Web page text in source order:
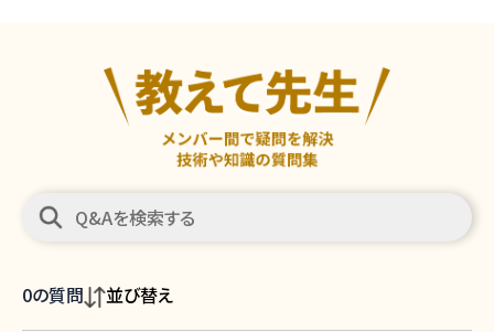
0の質問 並び替え